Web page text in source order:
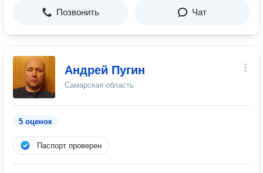
Позвонить Чат
Андрей Пугин
Самарская область
5 оценок
Паспорт проверен